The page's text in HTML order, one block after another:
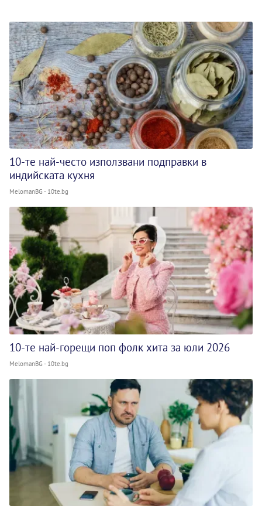
10-те най-често използвани подправки в
индийската кухня
MelomanBG - 10te.bg
10-те най-горещи поп фолк хита за юли 2026
MelomanBG - 10te.bg